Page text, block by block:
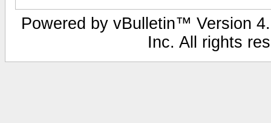
Powered by vBulletin™ Version
Inc. All rights